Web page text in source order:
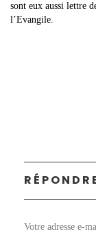
sont eux aussi lettre
l’Evangile.
Votre adresse e-